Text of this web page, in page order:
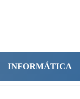
INFORMÁTICA